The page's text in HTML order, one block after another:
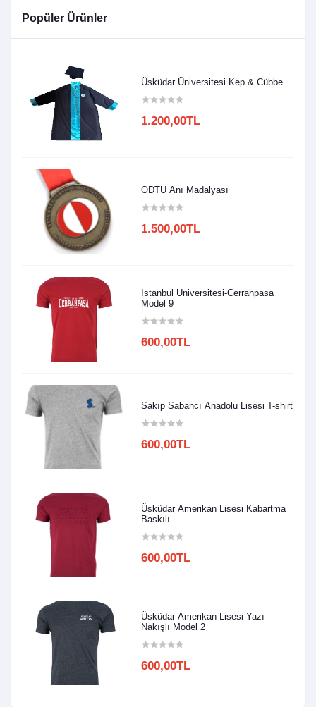
Popüler Ürünler
Üsküdar Üniversitesi Kep & Cübbe
1.200,00TL
ODTÜ Anı Madalyası
1.500,00TL
Istanbul Üniversitesi-Cerrahpasa
Model 9
600,00TL
Sakıp Sabancı Anadolu Lisesi T-shirt
600,00TL
Üsküdar Amerikan Lisesi Kabartma
Baskılı
600,00TL
Üsküdar Amerikan Lisesi Yazı
Nakışlı Model 2
600,00TL